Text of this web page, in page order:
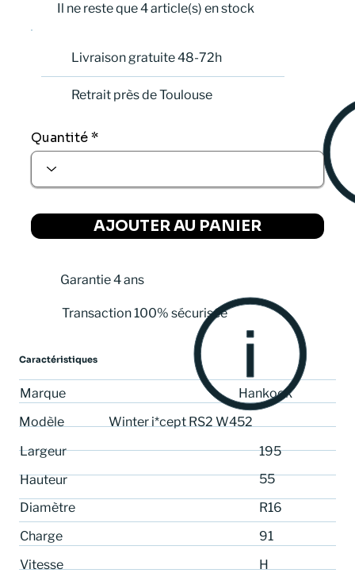
H
Vitesse
91
Charge
R16
Diamètre
55
Hauteur
195
Largeur
Modèle
Hankook
Marque
Winter i*cept RS2 W452
Caractéristiques
Il ne reste que 4 article(s) en stock
Livraison gratuite 48-72h
Retrait près de Toulouse
Quantité
AJOUTER AU PANIER
Garantie 4 ans
Transaction 100% sécurisée